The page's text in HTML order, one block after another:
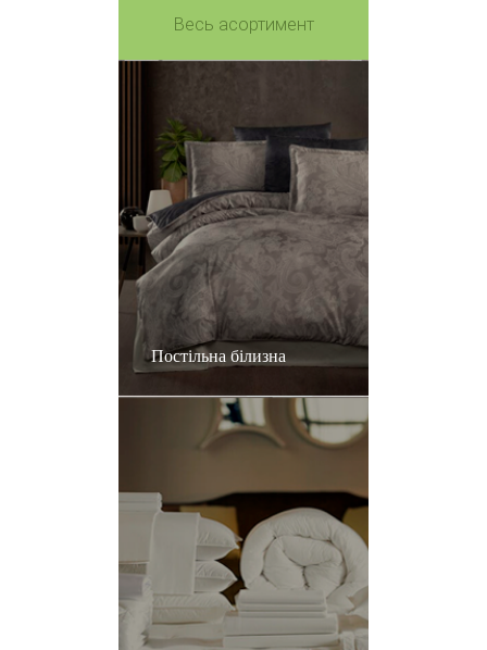
Весь асортимент
Постільна білизна